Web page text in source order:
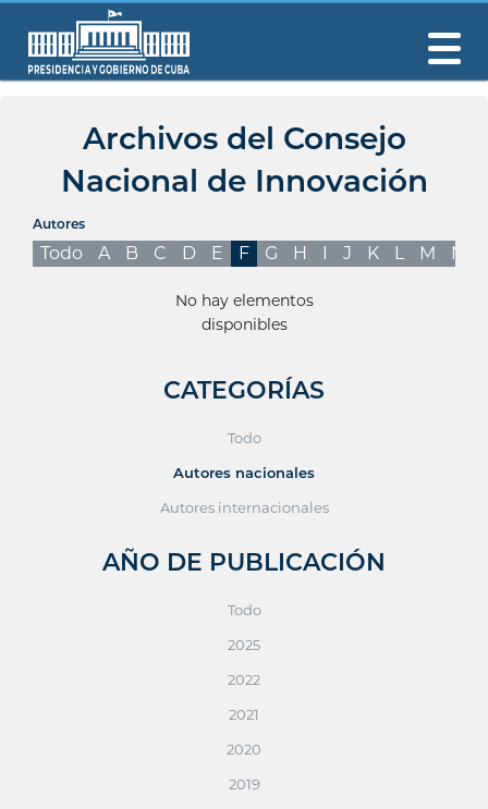
Archivos del Consejo
Nacional de Innovación
Autores
Todo A B C D E F G H I J K L M N
No hay elementos
disponibles
CATEGORÍAS
Todo
Autores nacionales
Autores internacionales
AÑO DE PUBLICACIÓN
Todo
2025
2022
2021
2020
2019